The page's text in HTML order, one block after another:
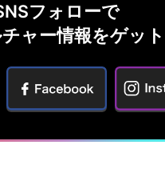
フォローで
ャー情報をゲット